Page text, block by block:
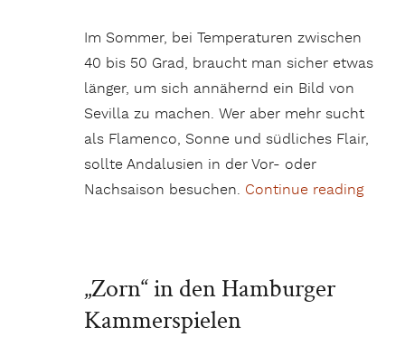
Im Sommer, bei Temperaturen zwischen
40 bis 50 Grad, braucht man sicher etwas
länger, um sich annähernd ein Bild von
Sevilla zu machen. Wer aber mehr sucht
als Flamenco, Sonne und südliches Flair,
sollte Andalusien in der Vor- oder
Nachsaison besuchen. Continue reading
„Zorn“ in den Hamburger
Kammerspielen